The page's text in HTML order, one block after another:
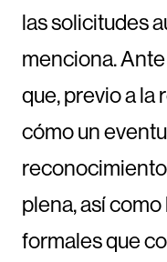
las solicitudes
menciona.
que, previo a la
cómo un
plena, así
formales que